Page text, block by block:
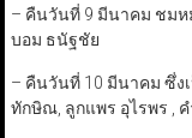
– คืนวันที่ 9 มีนาคม ชมห
บอม ธนัฐชัย
– คืนวันที่ 10 มีนาคม ซึ่ง
ทักษิณ, ลูกแพร อุไรพร ,